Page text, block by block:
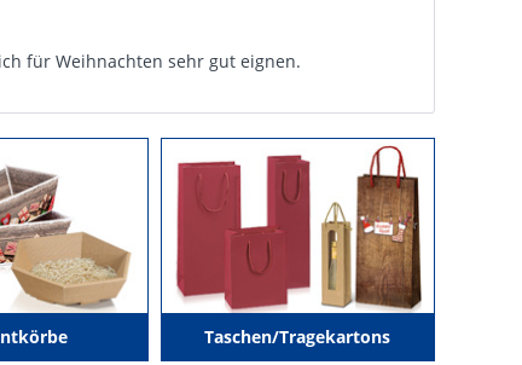
für Weihnachten sehr gut eignen.
Taschen/Tragekartons